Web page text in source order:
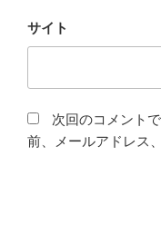
サイト
次回のコメント
前、メールアドレス